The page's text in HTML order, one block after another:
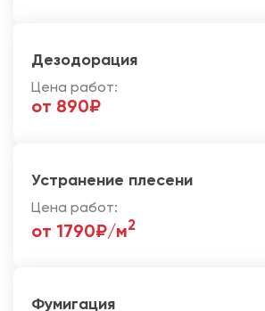
Дезодорация
Цена работ:
от 890₽
Устранение плесени
Цена работ:
от 1790₽/м2
Фумигация